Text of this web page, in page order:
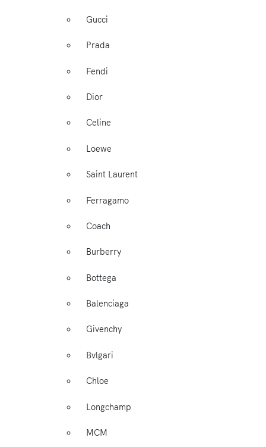
Gucci
Prada
Fendi
Dior
Celine
Loewe
Saint Laurent
Ferragamo
Coach
Burberry
Bottega
Balenciaga
Givenchy
Bvlgari
Chloe
Longchamp
MCM